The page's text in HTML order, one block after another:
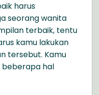
harus
seorang wanita
terbaik, tentu
kamu lakukan
tersebut. Kamu
beberapa hal